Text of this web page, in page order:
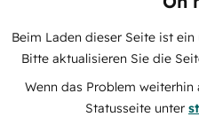
Beim Laden dieser Seite ist
Bitte aktualisieren Sie die
Wenn das Problem
Statusseite unter